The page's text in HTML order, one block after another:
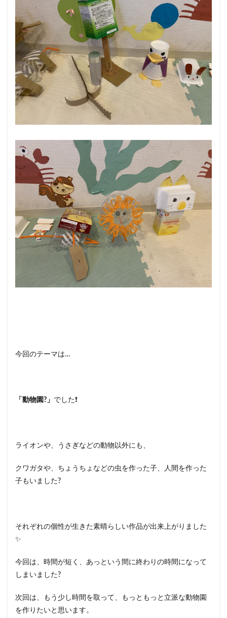
今回のテーマは…
「動物園?」 でした❗️
ライオンや、うさぎなどの動物以外にも、
クワガタや、ちょうちょなどの虫を作った子、人間を作った
子もいました?
それぞれの個性が生きた素晴らしい作品が出来上がりました
✨
今回は、時間が短く、あっという間に終わりの時間になって
しまいました?
次回は、もう少し時間を取って、もっともっと立派な動物園
を作りたいと思います。